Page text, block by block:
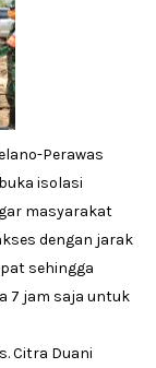
Perawas
isolasi
masyarakat
dengan jarak
sehingga
7 jam saja untuk
Citra Duani